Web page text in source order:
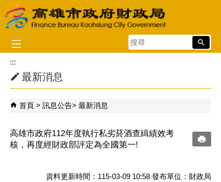
跳到主要內容區塊
搜
尋
:::
最新消息
首頁 訊息公告 最新消息
高雄市政府112年度執行私劣菸酒查緝績效考
核，再度經財政部評定為全國第一!
資料更新時間：115-03-09 10:58 發布單位：財政局